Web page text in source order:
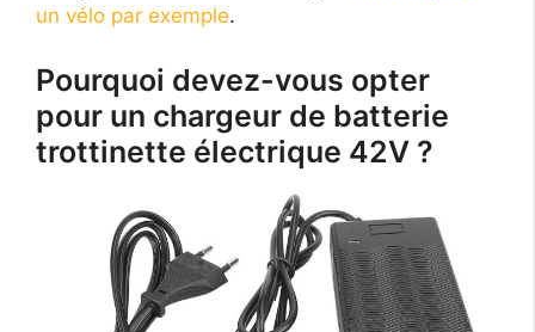
un vélo par exemple.
Pourquoi devez-vous opter
pour un chargeur de batterie
trottinette électrique 42V ?